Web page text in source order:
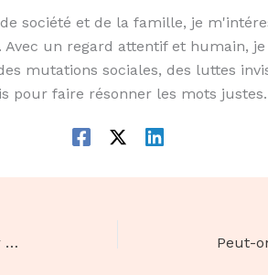
société et de la famille, je
un regard attentif et humain,
mutations sociales, des luttes
pour faire résonner les mots justes.
Peut-on encore croire à ce qu’on voit sur Instagram ?